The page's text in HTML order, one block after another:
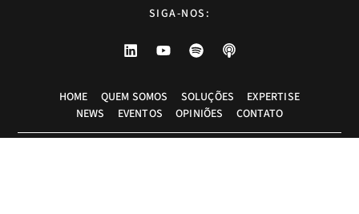
SIGA-NOS:
HOME QUEM SOMOS SOLUÇÕES
EXPERTISE
NEWS
EVENTOS OPINIÕES CONTATO